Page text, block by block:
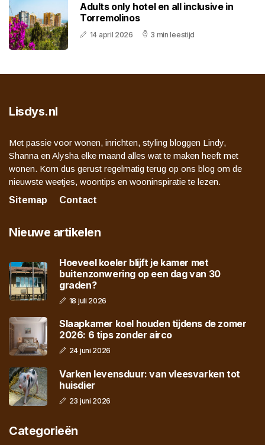
Adults only hotel en all inclusive in
Torremolinos
14 april 2026 3 min leestijd
Lisdys.nl
Met passie voor wonen, inrichten, styling bloggen Lindy,
Shanna en Alysha elke maand alles wat te maken heeft met
wonen. Kom dus gerust regelmatig terug op ons blog om de
nieuwste weetjes, woontips en wooninspiratie te lezen.
Sitemap
Contact
Nieuwe artikelen
Hoeveel koeler blijft je kamer met
buitenzonwering op een dag van 30
graden?
18 juli 2026
Slaapkamer koel houden tijdens de zomer
2026: 6 tips zonder airco
24 juni 2026
Varken levensduur: van vleesvarken tot
huisdier
23 juni 2026
Categorieën